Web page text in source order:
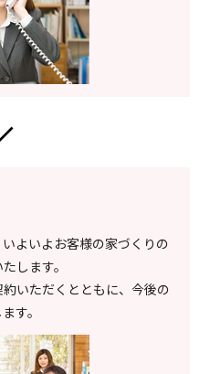
よいよお客様の家づくりの
します。
いただくとともに、今後の
す。